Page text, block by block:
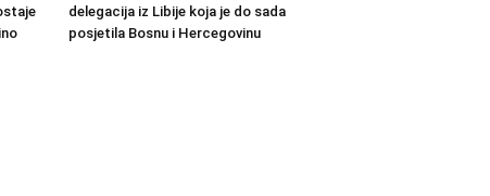
delegacija iz Libije koja je do sada
posjetila Bosnu i Hercegovinu